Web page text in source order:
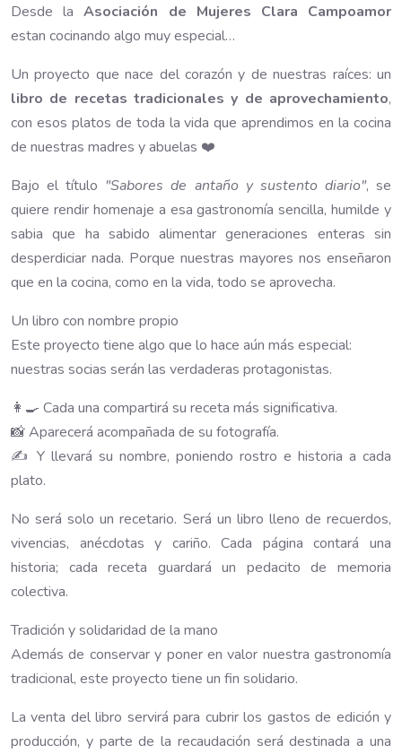
Desde laAsociación de Mujeres Clara Campoamor
estan cocinando algo muy especial…
Un proyecto que nace del corazón y de nuestras raíces: un
libro de recetas tradicionales y de aprovechamiento,
con esos platos de toda la vida que aprendimos en la cocina
de nuestras madres y abuelas ❤️
Bajo el título "Sabores de antaño y sustento diario", se
quiere rendir homenaje a esa gastronomía sencilla, humilde y
sabia que ha sabido alimentar generaciones enteras sin
desperdiciar nada. Porque nuestras mayores nos enseñaron
que en la cocina, como en la vida, todo se aprovecha.
Un libro con nombre propio
Este proyecto tiene algo que lo hace aún más especial:
nuestras socias serán las verdaderas protagonistas.
👩‍🍳 Cada una compartirá su receta más significativa.
📸 Aparecerá acompañada de su fotografía.
✍️ Y llevará su nombre, poniendo rostro e historia a cada
plato.
No será solo un recetario. Será un libro lleno de recuerdos,
vivencias, anécdotas y cariño. Cada página contará una
historia; cada receta guardará un pedacito de memoria
colectiva.
Tradición y solidaridad de la mano
Además de conservar y poner en valor nuestra gastronomía
tradicional, este proyecto tiene un fin solidario.
La venta del libro servirá para cubrir los gastos de edición y
producción, y parte de la recaudación será destinada a una